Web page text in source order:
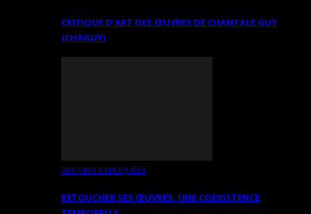
CRITIQUE D’ART DES ŒUVRES DE CHANTALE GUY
(CHAGUY)
OEUVRES EXPLIQUÉES
RETOUCHER SES ŒUVRES. UNE COEXISTENCE